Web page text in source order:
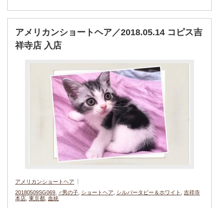
アメリカンショートヘア／2018.05.14 コピス吉
祥寺店 入店
アメリカンショートヘア
20180509SG069
♂男の子 ショートヘア シルバータビー＆ホワイト
吉祥寺
本店 東京都 血統